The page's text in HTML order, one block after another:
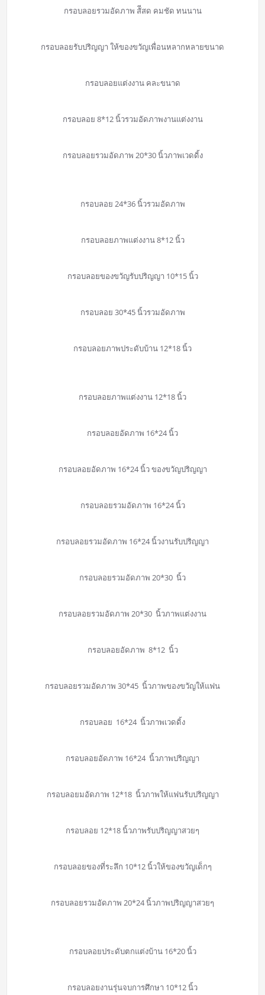
กรอบลอยรวมอัดภาพ สัีสด คมชัด ทนนาน
กรอบลอยรับปริญญา ให้ของขวัญเพื่อนหลากหลายขนาด
กรอบลอยแต่งงาน คละขนาด
กรอบลอย 8*12 นิ้วรวมอัดภาพงานแต่งงาน
กรอบลอยรวมอัดภาพ 20*30 นิ้วภาพเวดดิ้ง
กรอบลอย 24*36 นิ้วรวมอัดภาพ
กรอบลอยภาพแต่งงาน 8*12 นิ้ว
กรอบลอยของขวัญรับปริญญา 10*15 นิ้ว
กรอบลอย 30*45 นิ้วรวมอัดภาพ
กรอบลอยภาพประดับบ้าน 12*18 นิ้ว
กรอบลอยภาพแต่งงาน 12*18 นิ้ว
กรอบลอยอัดภาพ 16*24 นิ้ว
กรอบลอยอัดภาพ 16*24 นิ้ว ของขวัญปริญญา
กรอบลอยรวมอัดภาพ 16*24 นิ้ว
กรอบลอยรวมอัดภาพ 16*24 นิ้วงานรับปริญญา
กรอบลอยรวมอัดภาพ 20*30 นิ้ว
กรอบลอยรวมอัดภาพ 20*30 นิ้วภาพแต่งงาน
กรอบลอยอัดภาพ 8*12 นิ้ว
กรอบลอยรวมอัดภาพ 30*45 นิ้วภาพของขวัญให้แฟน
กรอบลอย 16*24 นิ้วภาพเวดดิ้ง
กรอบลอยอัดภาพ 16*24 นิ้วภาพปริญญา
กรอบลอยมอัดภาพ 12*18 นิ้วภาพให้แฟนรับปริญญา
กรอบลอย 12*18 นิ้วภาพรับปริญญาสวยๆ
กรอบลอยของที่ระลึก 10*12 นิ้วให้ของขวัญเด็กๆ
กรอบลอยรวมอัดภาพ 20*24 นิ้วภาพปริญญาสวยๆ
กรอบลอยประดับตกแต่งบ้าน 16*20 นิ้ว
กรอบลอยงานรุ่นจบการศึกษา 10*12 นิ้ว